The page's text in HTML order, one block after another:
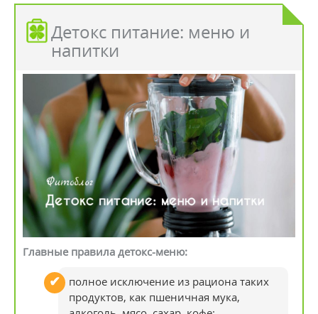
Детокс питание: меню и
напитки
Главные правила детокс-меню:
полное исключение из рациона таких
продуктов, как пшеничная мука,